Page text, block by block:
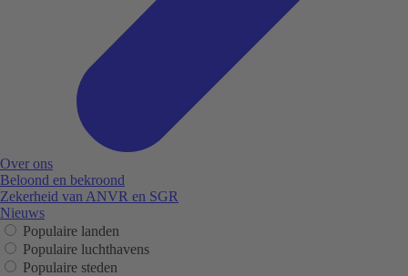
Over ons
Beloond en bekroond
Zekerheid van ANVR en SGR
Nieuws
Populaire landen
Populaire luchthavens
Populaire steden